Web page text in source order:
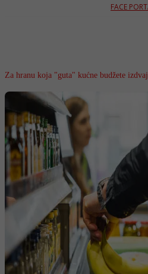
FACE
Za hranu koja "guta" kućne budžete